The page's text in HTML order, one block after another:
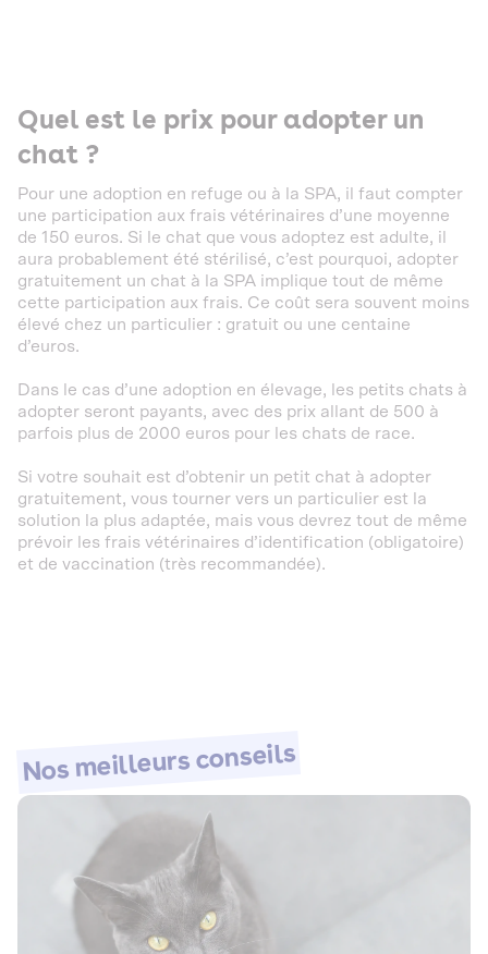
Quel est le prix pour adopter un
chat ?
Pour une adoption en refuge ou à la SPA, il faut compter
une participation aux frais vétérinaires d’une moyenne
de 150 euros. Si le chat que vous adoptez est adulte, il
aura probablement été stérilisé, c’est pourquoi, adopter
gratuitement un chat à la SPA implique tout de même
cette participation aux frais. Ce coût sera souvent moins
élevé chez un particulier : gratuit ou une centaine
d’euros.
Dans le cas d’une adoption en élevage, les petits chats à
adopter seront payants, avec des prix allant de 500 à
parfois plus de 2000 euros pour les chats de race.
Si votre souhait est d’obtenir un petit chat à adopter
gratuitement, vous tourner vers un particulier est la
solution la plus adaptée, mais vous devrez tout de même
prévoir les frais vétérinaires d’identification (obligatoire)
et de vaccination (très recommandée).
Nos meilleurs conseils